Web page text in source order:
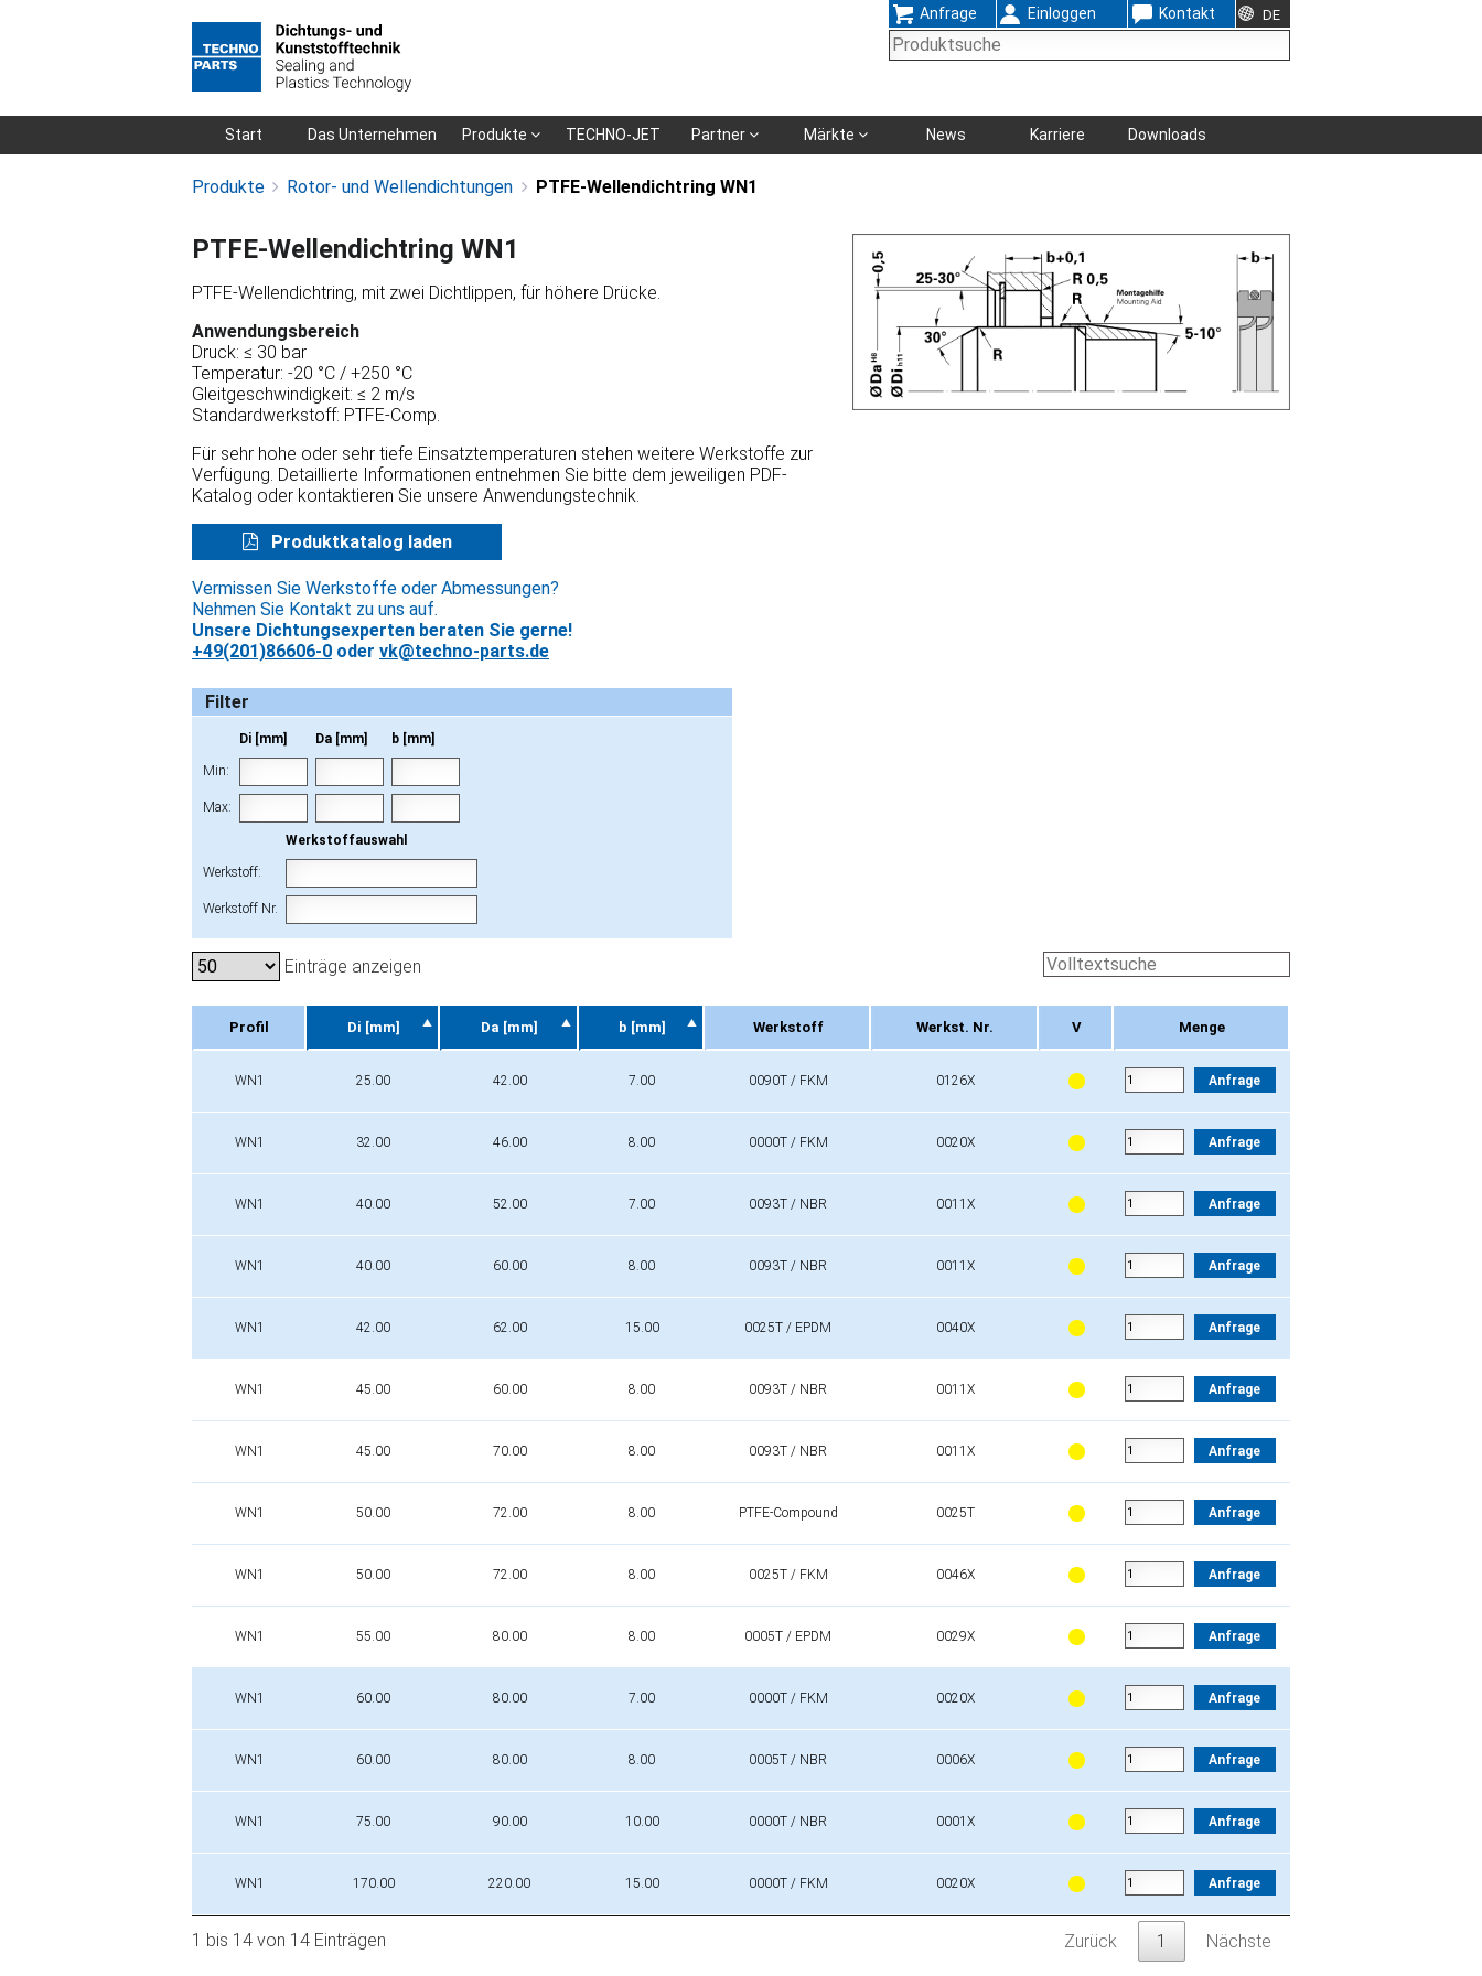
Navigation
Anfrage Einloggen Kontakt DE
Navigation
Start Das Unternehmen Produkte TECHNO-JET Partner Märkte News Karriere Downloads
Produkte Rotor- und Wellendichtungen PTFE-Wellendichtring WN1
PTFE-Wellendichtring WN1
PTFE-Wellendichtring, mit zwei Dichtlippen, für höhere Drücke.
Anwendungsbereich
Druck: ≤ 30 bar
Temperatur: -20 °C / +250 °C
Gleitgeschwindigkeit: ≤ 2 m/s
Standardwerkstoff: PTFE-Comp.
Für sehr hohe oder sehr tiefe Einsatztemperaturen stehen weitere Werkstoffe zur
Verfügung. Detaillierte Informationen entnehmen Sie bitte dem jeweiligen PDF-
Katalog oder kontaktieren Sie unsere Anwendungstechnik.
Produktkatalog laden
Vermissen Sie Werkstoffe oder Abmessungen?
Nehmen Sie Kontakt zu uns auf.
Unsere Dichtungsexperten beraten Sie gerne!
+49(201)86606-0 oder vk@techno-parts.de
Filter
Di [mm] Da [mm] b [mm]
Min:
Max:
Werkstoffauswahl
Werkstoff:
Werkstoff Nr.
Einträge anzeigen
Profil Di [mm] Da [mm] b [mm] Werkstoff Werkst. Nr. V Menge
WN1 25.00 42.00 7.00 0090T / FKM 0126X Anfrage
WN1 32.00 46.00 8.00 0000T / FKM 0020X Anfrage
WN1 40.00 52.00 7.00 0093T / NBR 0011X Anfrage
WN1 40.00 60.00 8.00 0093T / NBR 0011X Anfrage
WN1 42.00 62.00 15.00 0025T / EPDM 0040X Anfrage
WN1 45.00 60.00 8.00 0093T / NBR 0011X Anfrage
WN1 45.00 70.00 8.00 0093T / NBR 0011X Anfrage
WN1 50.00 72.00 8.00 PTFE-Compound 0025T Anfrage
WN1 50.00 72.00 8.00 0025T / FKM 0046X Anfrage
WN1 55.00 80.00 8.00 0005T / EPDM 0029X Anfrage
WN1 60.00 80.00 7.00 0000T / FKM 0020X Anfrage
WN1 60.00 80.00 8.00 0005T / NBR 0006X Anfrage
WN1 75.00 90.00 10.00 0000T / NBR 0001X Anfrage
WN1 170.00 220.00 15.00 0000T / FKM 0020X Anfrage
1 bis 14 von 14 Einträgen Zurück 1 Nächste